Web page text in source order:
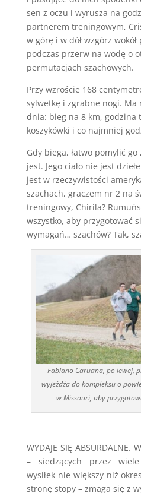
sen z oczu i wyrusza na
partnerem treningowym,
w górę i w dół wzgórz
podczas przerw na wodę o
permutacjach szachowych.
Przy wzroście 168
sylwetkę i zgrabne nogi.
dnia: bieg na 8 km, godzina
koszykówki i co najmniej
Gdy biega, łatwo pomylić
jest. Jego ciało nie jest
jest w rzeczywistości
szachach, graczem nr 2 na
treningowy, Chirila?
wszystko, aby przygotować
wymagań… szachów? Tak,
Fabiano Caruana, po lewej,
wyjeżdża do kompleksu o
w Missouri, aby
WYDAJE SIĘ
– siedzących przez
wysiłek nie większy niż
stronę stopy – zmaga się z